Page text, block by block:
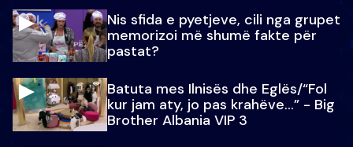
Nis sfida e pyetjeve, cili nga grupet
memorizoi më shumë fakte për
pastat?
Batuta mes Ilnisës dhe Eglës/“Fol
kur jam aty, jo pas krahëve…” - Big
Brother Albania VIP 3